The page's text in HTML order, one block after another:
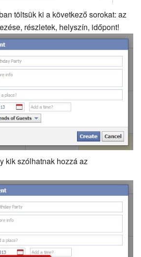
töltsük ki a következő sorokat: az
részletek, helyszín, időpont!
kik szólhatnak hozzá az